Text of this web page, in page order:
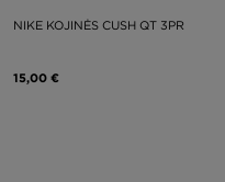
NIKE KOJINĖS CUSH QT 3PR
15,00 €